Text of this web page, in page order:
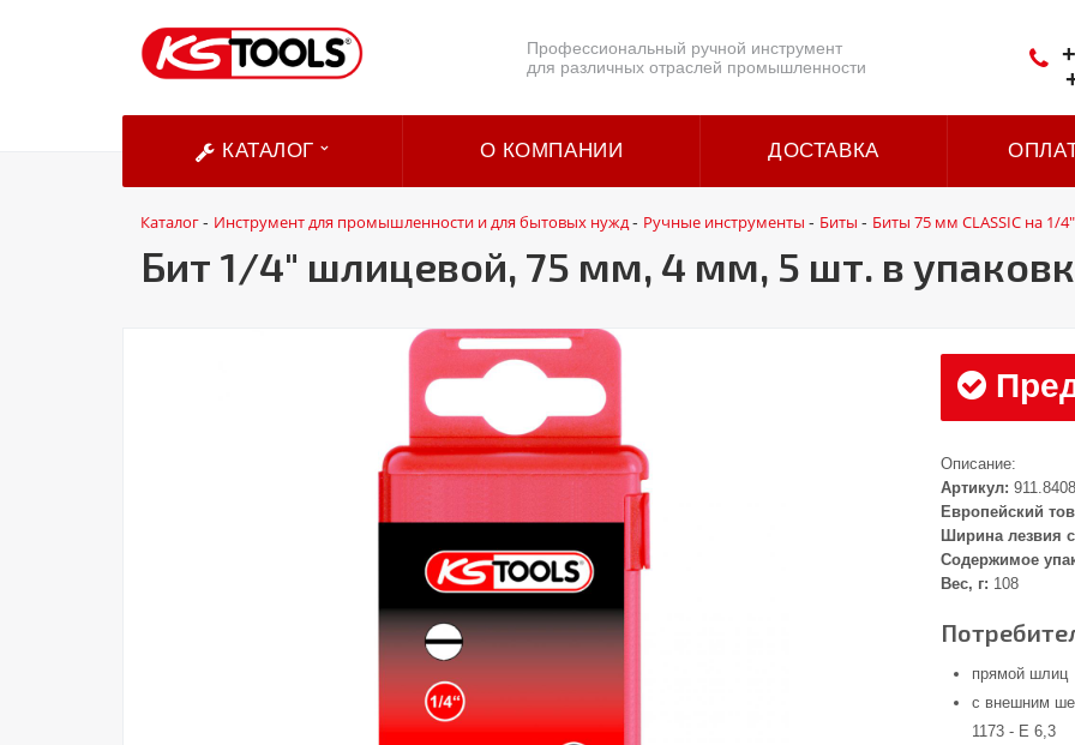
Профессиональный ручной инструмент
для различных отраслей промышленности
КАТАЛОГ О КОМПАНИИ ДОСТАВКА
Каталог- Инструмент для промышленности и для бытовых нужд- Ручные инструменты - Биты - Биты 75 мм CLASSIC на 1/4"
Бит 1/4" шлицевой, 75 мм, 4 мм, 5 шт. в
Описание:
Артикул: 911.8408
Европейский
Ширина лезвия
Содержимое
Вес, г: 108
прямой шлиц
с внешним
1173 - E 6,3